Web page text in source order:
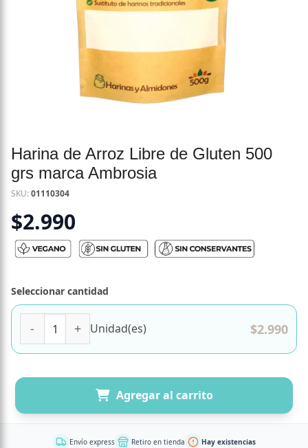
Harina de Arroz Libre de Gluten 500
grs marca Ambrosia
SKU:01110304
$2.990
Seleccionar cantidad
Unidad(es) $2.990
Agregar al carrito
Envío express Retiro en tienda Hay existencias